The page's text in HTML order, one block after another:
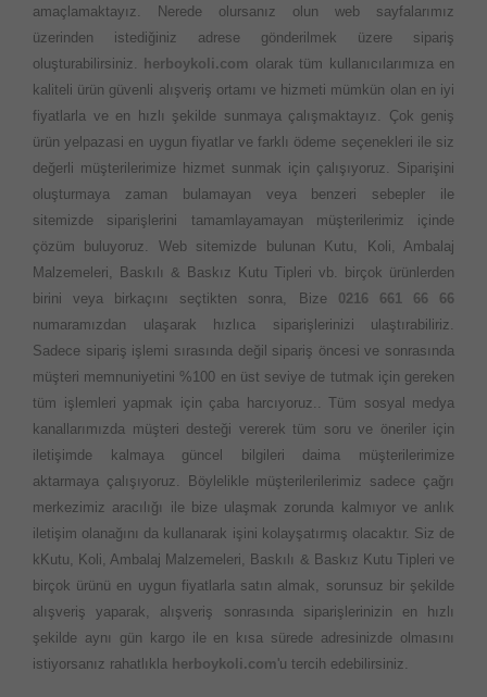
amaçlamaktayız. Nerede olursanız olun web sayfalarımız
üzerinden istediğiniz adrese gönderilmek üzere sipariş
oluşturabilirsiniz.
herboykoli.com olarak tüm kullanıcılarımıza en
kaliteli ürün güvenli alışveriş ortamı ve hizmeti mümkün olan en iyi
fiyatlarla ve en hızlı şekilde sunmaya çalışmaktayız. Çok geniş
ürün yelpazasi en uygun fiyatlar ve farklı ödeme seçenekleri ile siz
değerli müşterilerimize hizmet sunmak için çalışıyoruz. Siparişini
oluşturmaya zaman bulamayan veya benzeri sebepler ile
sitemizde siparişlerini tamamlayamayan müşterilerimiz içinde
çözüm buluyoruz. Web sitemizde bulunan Kutu, Koli, Ambalaj
Malzemeleri, Baskılı & Baskız Kutu Tipleri vb. birçok ürünlerden
birini veya birkaçını seçtikten sonra, Bize 0216 661 66 66
numaramızdan ulaşarak hızlıca siparişlerinizi ulaştırabiliriz.
Sadece sipariş işlemi sırasında değil sipariş öncesi ve sonrasında
müşteri memnuniyetini %100 en üst seviye de tutmak için gereken
tüm işlemleri yapmak için çaba harcıyoruz.. Tüm sosyal medya
kanallarımızda müşteri desteği vererek tüm soru ve öneriler için
iletişimde kalmaya güncel bilgileri daima müşterilerimize
aktarmaya çalışıyoruz. Böylelikle müşterilerilerimiz sadece çağrı
merkezimiz aracılığı ile bize ulaşmak zorunda kalmıyor ve anlık
iletişim olanağını da kullanarak işini kolayşatırmış olacaktır. Siz de
kKutu, Koli, Ambalaj Malzemeleri, Baskılı & Baskız Kutu Tipleri ve
birçok ürünü en uygun fiyatlarla satın almak, sorunsuz bir şekilde
alışveriş yaparak, alışveriş sonrasında siparişlerinizin en hızlı
şekilde aynı gün kargo ile en kısa sürede adresinizde olmasını
istiyorsanız rahatlıkla herboykoli.com'u tercih edebilirsiniz.